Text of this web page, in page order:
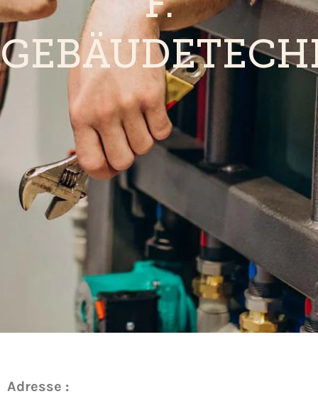
EBÄUDETECHN
Adresse :